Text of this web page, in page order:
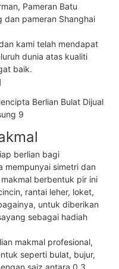
Pameran Batu
dan pameran Shanghai
kami telah mendapat
dunia atas kualiti
baik.
berlian bagi
mempunyai simetri dan
berbentuk pir ini
rantai leher, loket,
untuk diberikan
sebagai hadiah
makmal profesional,
seperti bulat, bujur,
saiz antara 0.3